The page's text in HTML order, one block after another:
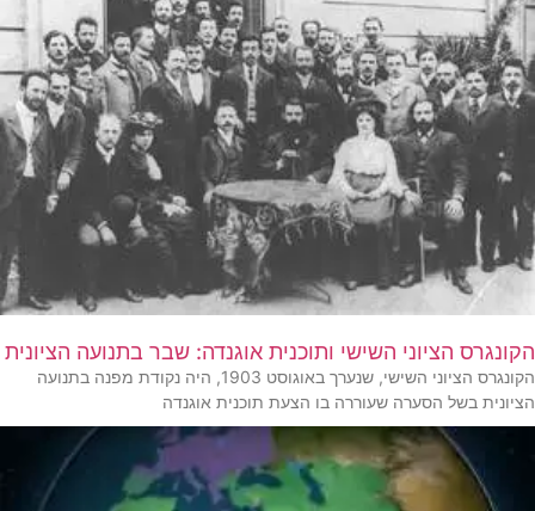
הקונגרס הציוני השישי ותוכנית אוגנדה: שבר בתנועה הציונית
הקונגרס הציוני השישי, שנערך באוגוסט 1903, היה נקודת מפנה בתנועה
הציונית בשל הסערה שעוררה בו הצעת תוכנית אוגנדה